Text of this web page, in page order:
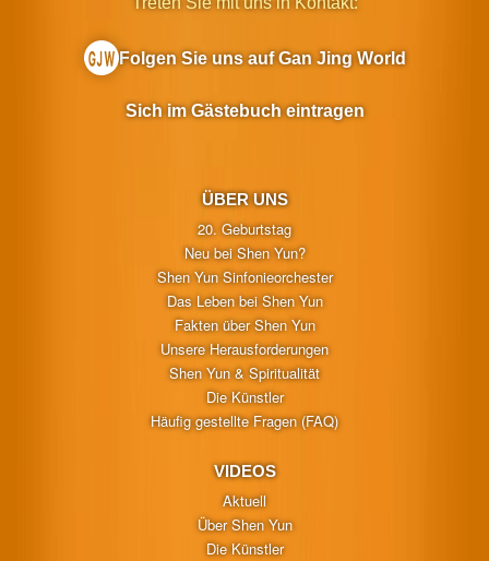
ÜBER UNS
20. Geburtstag
Neu bei Shen Yun?
Shen Yun Sinfonieorchester
Das Leben bei Shen Yun
Fakten über Shen Yun
Unsere Herausforderungen
Shen Yun & Spiritualität
Die Künstler
Häufig gestellte Fragen (FAQ)
VIDEOS
Aktuell
Über Shen Yun
Die Künstler
Folgen Sie uns auf Gan Jing World
Sich im Gästebuch eintragen